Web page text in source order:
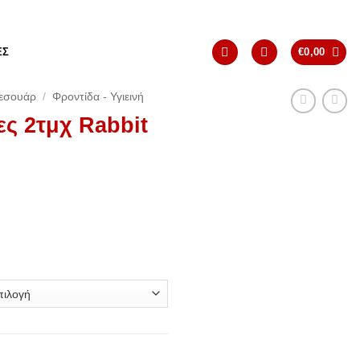
€0,00
/ Φροντίδα - Υγιεινή
2τμχ Rabbit